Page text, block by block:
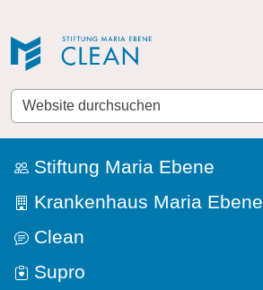
Website
durchsuchen
Stiftung Maria Ebene
Krankenhaus Maria Ebene
Clean
Supro